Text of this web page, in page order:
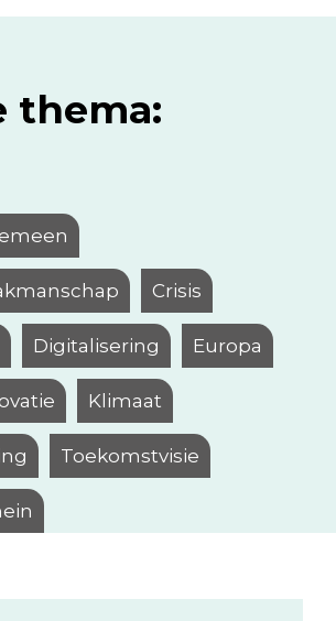
thema:
Crisis
Digitalisering Europa
Klimaat
Toekomstvisie